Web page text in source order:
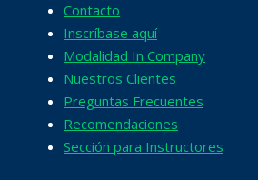
Contacto
Inscríbase aquí
Modalidad In Company
Nuestros Clientes
Preguntas Frecuentes
Recomendaciones
Sección para Instructores